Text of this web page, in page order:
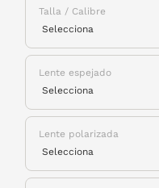
Talla / Calibre
Lente espejado
Lente polarizada